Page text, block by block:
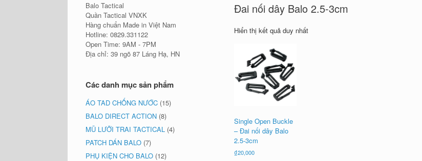
Đai nối dây Balo 2.5-3cm
Hiển thị kết quả duy nhất
Single Open Buckle
– Đai nối dây Balo
2.5-3cm
₫20,000
Balo Tactical
Quần Tactical VNXK
Hàng chuẩn Made in Việt Nam
Hotline: 0829.331122
Open Time: 9AM - 7PM
Địa chỉ: 39 ngõ 87 Láng Hạ, HN
Các danh mục sản phẩm
ÁO TAD CHỐNG NƯỚC (15)
BALO DIRECT ACTION (8)
MŨ LƯỠI TRAI TACTICAL (4)
PATCH DÁN BALO (7)
PHỤ KIỆN CHO BALO (12)